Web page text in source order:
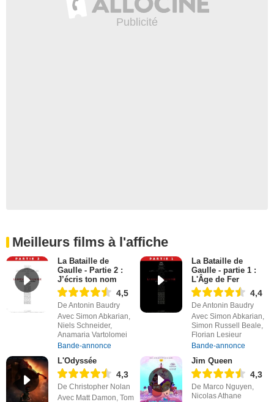
Meilleurs films à l'affiche
La Bataille de
Gaulle - Partie 2 :
J’écris ton nom
4,5
De Antonin Baudry
Avec Simon Abkarian,
Niels Schneider,
Anamaria Vartolomei
Bande-annonce
La Bataille de
Gaulle - partie 1 :
L'Âge de Fer
4,4
De Antonin Baudry
Avec Simon Abkarian,
Simon Russell Beale,
Florian Lesieur
Bande-annonce
L'Odyssée
4,3
De Christopher Nolan
Avec Matt Damon, Tom
Jim Queen
4,3
De Marco Nguyen,
Nicolas Athane